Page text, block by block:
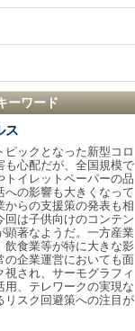
ーワード
ス
ピックとなった新型コロ
も心配だが、全国規模で
トイレットペーパーの品
への影響も大きくなって
からの支援策の発表も相
回は子供向けのコンテン
顕著なようだ。一方産業
飲食業等が特に大きな影
の企業運営においても面
され、サーモグラフィ
用、テレワークの実現な
リスク回避策への注目が